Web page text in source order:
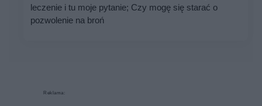
leczenie i tu moje pytanie; Czy mogę się starać o
pozwolenie na broń
Reklama: